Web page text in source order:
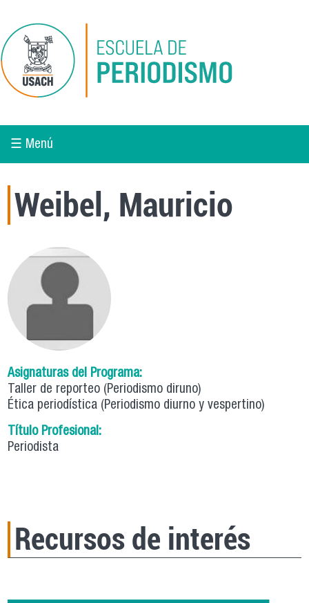
☰ Menú
Weibel, Mauricio
Asignaturas del Programa:
Taller de reporteo (Periodismo diruno)
Ética periodística (Periodismo diurno y vespertino)
Título Profesional:
Periodista
Recursos de interés